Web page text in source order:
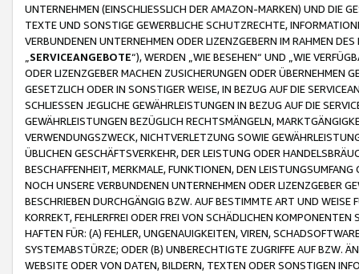
UNTERNEHMEN (EINSCHLIESSLICH DER AMAZON-MARKEN) UND DIE
TEXTE UND SONSTIGE GEWERBLICHE SCHUTZRECHTE,
VERBUNDENEN UNTERNEHMEN ODER LIZENZGEBERN IM RAHMEN
SERVICEANGEBOTE“), WERDEN „WIE BESEHEN“ UND „WIE
ODER LIZENZGEBER MACHEN ZUSICHERUNGEN ODER ÜBERNEHMEN
GESETZLICH ODER IN SONSTIGER WEISE, IN BEZUG AUF DIE
SCHLIESSEN JEGLICHE GEWÄHRLEISTUNGEN IN BEZUG AUF DIE
GEWÄHRLEISTUNGEN BEZÜGLICH RECHTSMÄNGELN,
VERWENDUNGSZWECK, NICHTVERLETZUNG SOWIE
ÜBLICHEN GESCHÄFTSVERKEHR, DER LEISTUNG ODER
BESCHAFFENHEIT, MERKMALE, FUNKTIONEN, DEN
NOCH UNSERE VERBUNDENEN UNTERNEHMEN ODER LIZENZGEBER
BESCHRIEBEN DURCHGÄNGIG BZW. AUF BESTIMMTE ART UND
KORREKT, FEHLERFREI ODER FREI VON SCHÄDLICHEN
HAFTEN FÜR: (A) FEHLER, UNGENAUIGKEITEN, VIREN,
SYSTEMABSTÜRZE; ODER (B) UNBERECHTIGTE ZUGRIFFE AUF BZW.
WEBSITE ODER VON DATEN, BILDERN, TEXTEN ODER SONSTIGEN